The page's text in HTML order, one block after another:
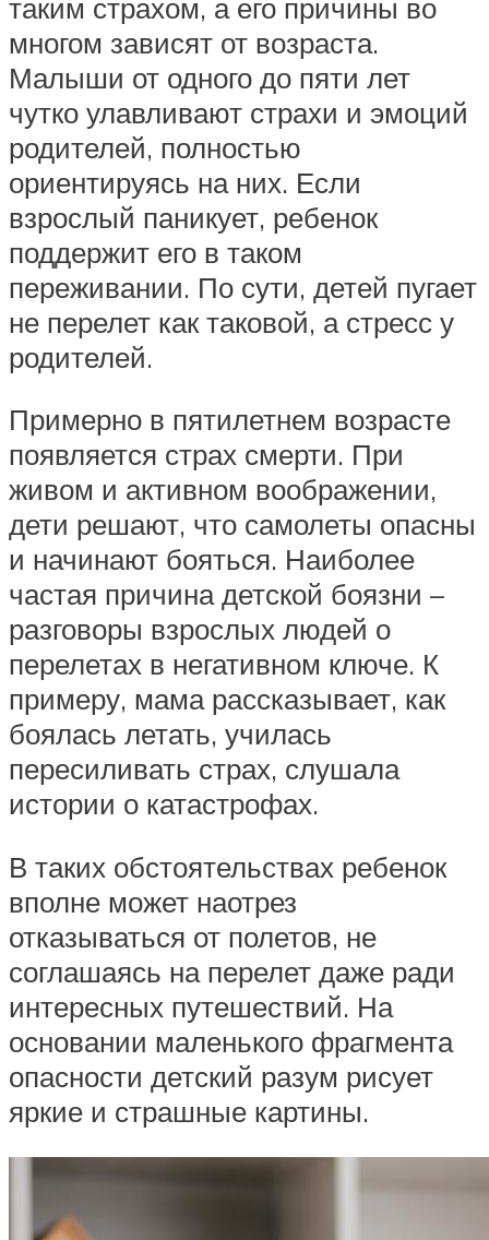
таким страхом, а его причины во
многом зависят от возраста.
Малыши от одного до пяти лет
чутко улавливают страхи и эмоций
родителей, полностью
ориентируясь на них. Если
взрослый паникует, ребенок
поддержит его в таком
переживании. По сути, детей пугает
не перелет как таковой, а стресс у
родителей.
Примерно в пятилетнем возрасте
появляется страх смерти. При
живом и активном воображении,
дети решают, что самолеты опасны
и начинают бояться. Наиболее
частая причина детской боязни –
разговоры взрослых людей о
перелетах в негативном ключе. К
примеру, мама рассказывает, как
боялась летать, училась
пересиливать страх, слушала
истории о катастрофах.
В таких обстоятельствах ребенок
вполне может наотрез
отказываться от полетов, не
соглашаясь на перелет даже ради
интересных путешествий. На
основании маленького фрагмента
опасности детский разум рисует
яркие и страшные картины.